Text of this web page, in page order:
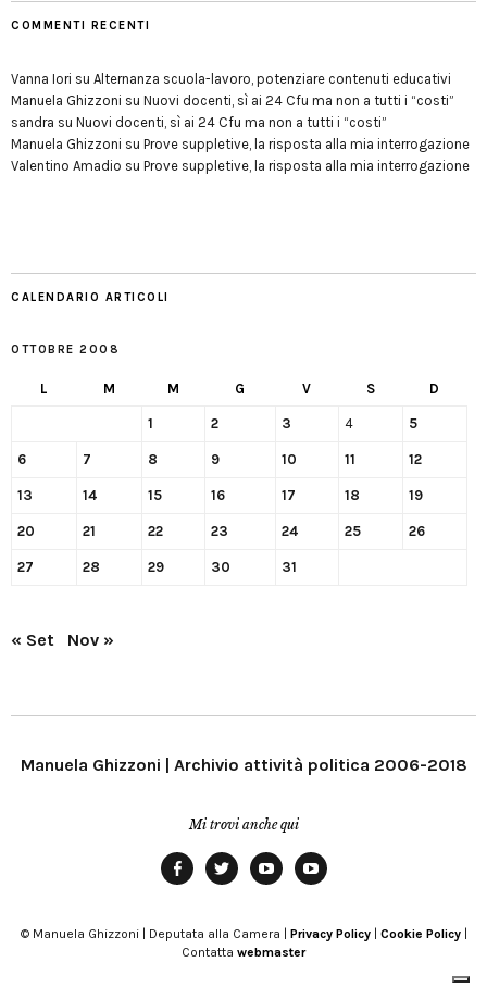
COMMENTI RECENTI
Vanna Iori su Alternanza scuola-lavoro, potenziare contenuti educativi
Manuela Ghizzoni su Nuovi docenti, sì ai 24 Cfu ma non a tutti i “costi”
sandra su Nuovi docenti, sì ai 24 Cfu ma non a tutti i “costi”
Manuela Ghizzoni su Prove suppletive, la risposta alla mia interrogazione
Valentino Amadio su Prove suppletive, la risposta alla mia interrogazione
CALENDARIO ARTICOLI
OTTOBRE 2008
L M M G V S D
1 2 3 4 5
6 7 8 9 10 11 12
13 14 15 16 17 18 19
20 21 22 23 24 25 26
27 28 29 30 31
« Set Nov »
Manuela Ghizzoni | Archivio attività politica 2006-2018
Mi trovi anche qui
Modena
© Manuela Ghizzoni | Deputata alla Camera | Privacy Policy| Cookie Policy|
Contatta webmaster